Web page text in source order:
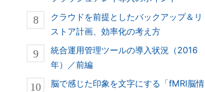
クラウドを前提としたバックアップ＆リ
ストア計画、効率化の考え方
統合運用管理ツールの導入状況（2016
年）／前編
脳で感じた印象を文字にする「fMRI脳情